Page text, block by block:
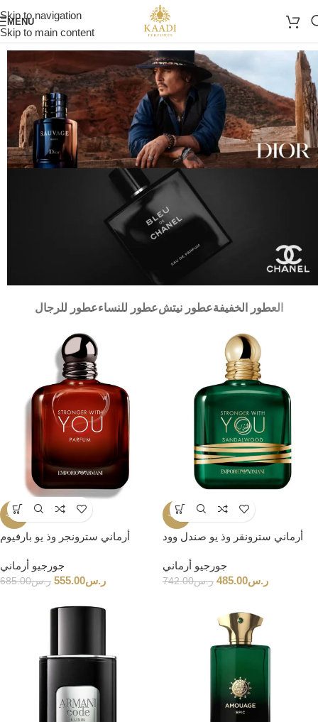
Skip to navigation
Skip to main content
MENU
عطور للرجالعطور للنساءعطور نيتشالعطور الخفيفة
-19%
أرماني سترونجر وذ يو بارفيوم
جورجيو أرماني
ر.س685.00 ر.س555.00
-35%
أرماني سترونقر وذ يو صندل وود
جورجيو أرماني
ر.س742.00 ر.س485.00